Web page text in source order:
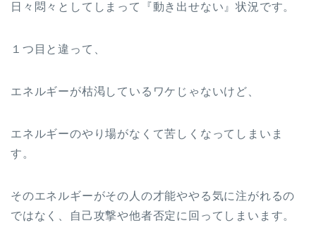
日々悶々としてしまって『動き出せない』状況です。
１つ目と違って、
エネルギーが枯渇しているワケじゃないけど、
エネルギーのやり場がなくて苦しくなってしまいま
す。
そのエネルギーがその人の才能ややる気に注がれるの
ではなく、自己攻撃や他者否定に回ってしまいます。